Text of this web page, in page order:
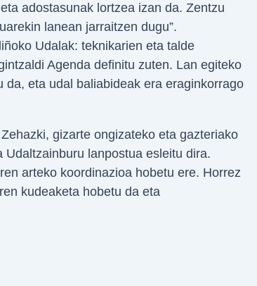
adostasunak lortzea izan da. Zentzu
lanean jarraitzen dugu”.
Udalak: teknikarien eta talde
Agenda definitu zuten. Lan egiteko
eta udal baliabideak era eraginkorrago
gizarte ongizateko eta gazteriako
lanpostua esleitu dira.
arteko koordinazioa hobetu ere. Horrez
kudeaketa hobetu da eta